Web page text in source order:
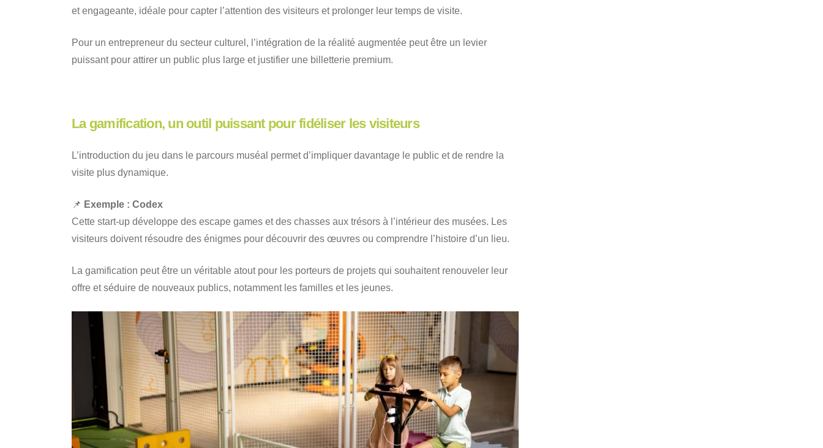
et engageante, idéale pour capter l’attention des visiteurs et prolonger leur temps de visite.
Pour un entrepreneur du secteur culturel, l’intégration de la réalité augmentée peut être un levier
puissant pour attirer un public plus large et justifier une billetterie premium.
La gamification, un outil puissant pour fidéliser les visiteurs
L’introduction du jeu dans le parcours muséal permet d’impliquer davantage le public et de rendre la
visite plus dynamique.
📌 Exemple : Codex
Cette start-up développe des escape games et des chasses aux trésors à l’intérieur des musées. Les
visiteurs doivent résoudre des énigmes pour découvrir des œuvres ou comprendre l’histoire d’un lieu.
La gamification peut être un véritable atout pour les porteurs de projets qui souhaitent renouveler leur
offre et séduire de nouveaux publics, notamment les familles et les jeunes.